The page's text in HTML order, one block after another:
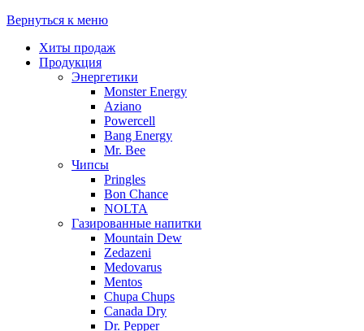
Вернуться к меню
Хиты продаж
Продукция
Энергетики
Monster Energy
Aziano
Powercell
Bang Energy
Mr. Bee
Чипсы
Pringles
Bon Chance
NOLTA
Газированные напитки
Mountain Dew
Zedazeni
Medovarus
Mentos
Chupa Chups
Canada Dry
Dr. Pepper